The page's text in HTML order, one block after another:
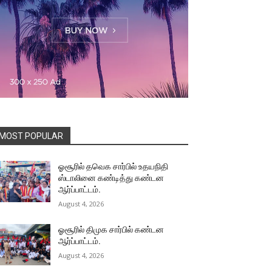
POPULAR
ஓசூரில் தவெக சார்பில் உதயநிதி
ஸ்டாலினை கண்டித்து கண்டன
ஆர்ப்பாட்டம்.
August 4, 2026
ஓசூரில் திமுக சார்பில் கண்டன
ஆர்ப்பாட்டம்.
August 4, 2026